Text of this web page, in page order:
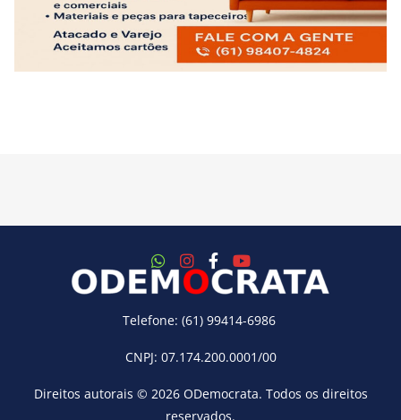
Telefone: (61) 99414-6986
CNPJ: 07.174.200.0001/00
Direitos autorais © 2026 ODemocrata. Todos os direitos
reservados.